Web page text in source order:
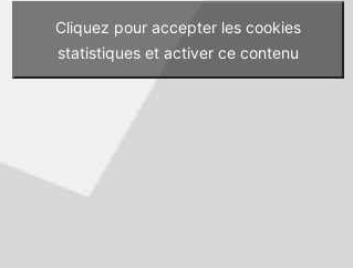
Cliquez pour accepter les cookies
statistiques et activer ce contenu